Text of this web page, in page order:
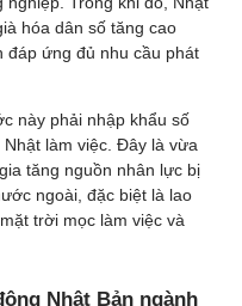
hóa dân số tăng cao
đáp ứng đủ nhu cầu phát
này phải nhập khẩu số
làm việc. Đây là vừa
tăng nguồn nhân lực bị
ngoài, đặc biệt là lao
trời mọc làm việc và
Nhật Bản ngành